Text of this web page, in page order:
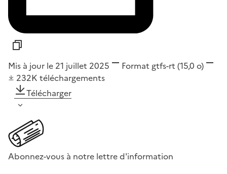
Mis à jour le 21 juillet 2025 Format gtfs-rt (15,0 o)
232K téléchargements
Télécharger
Abonnez-vous à notre lettre d'information